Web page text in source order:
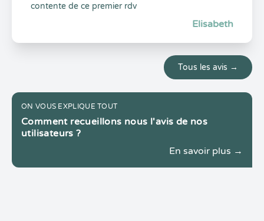
contente de ce premier rdv
Elisabeth
Tous les avis →
ON VOUS EXPLIQUE TOUT
Comment recueillons nous l'avis de nos
utilisateurs ?
En savoir plus →